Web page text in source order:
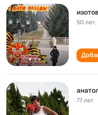
50 лет,
77 лет